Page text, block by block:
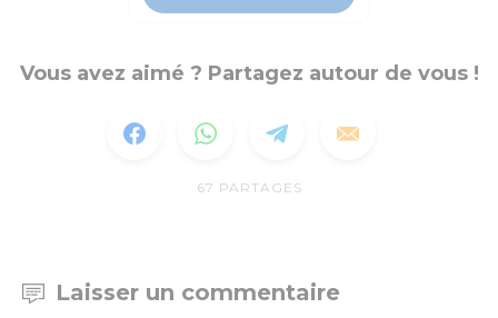
Vous avez aimé ? Partagez autour de vous !
67 PARTAGES
Laisser un commentaire